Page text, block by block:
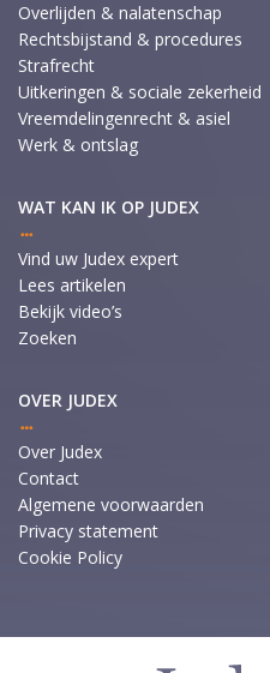
Overlijden & nalatenschap
Rechtsbijstand & procedures
Strafrecht
Uitkeringen & sociale zekerheid
Vreemdelingenrecht & asiel
Werk & ontslag
WAT KAN IK OP JUDEX
Vind uw Judex expert
Lees artikelen
Bekijk video’s
Zoeken
OVER JUDEX
Over Judex
Contact
Algemene voorwaarden
Privacy statement
Cookie Policy